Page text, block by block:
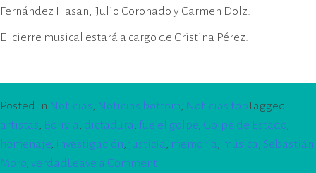
Fernández Hasan, Julio Coronado y Carmen Dolz.
El cierre musical estará a cargo de Cristina Pérez.
Posted in Noticias, Noticias bottom, Noticias topTagged
artistas, Bolivia, dictadura, fue el golpe, Golpe de Estado,
homenaje, investigación, justicia, memoria, música, Sebastián
Moro, verdad Leave a Commenton